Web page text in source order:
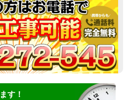
す！